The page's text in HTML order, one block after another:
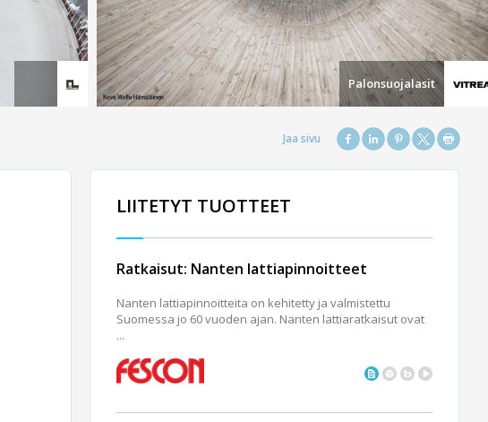
Palonsuojalasit
LIITETYT TUOTTEET
Ratkaisut: Nanten lattiapinnoitteet
Nanten lattiapinnoitteita on kehitetty ja valmistettu
Suomessa jo 60 vuoden ajan. Nanten lattiaratkaisut ovat
...